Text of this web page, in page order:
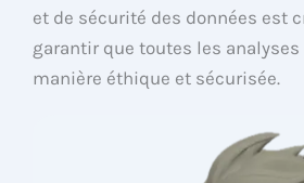
et de sécurité des données est
garantir que toutes les
manière éthique et sécurisée.